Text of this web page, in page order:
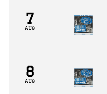
7
Aug
8
Aug